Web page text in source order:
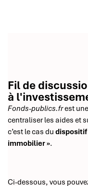
Fil de
à
Fonds-publics.frest
centraliser les aides et
c’est le cas du dispositif
immobilier ».
Ci-dessous, vous